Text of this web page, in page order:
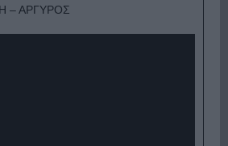
– ΑΡΓΥΡΟΣ